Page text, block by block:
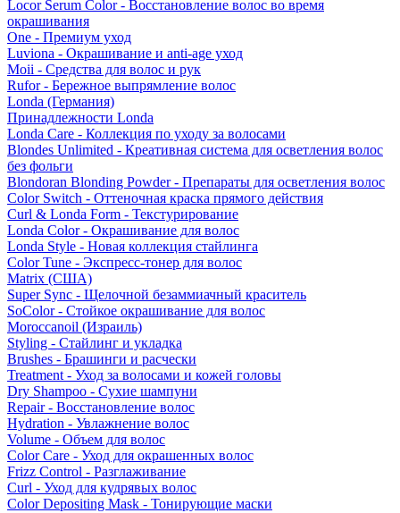
Locor Serum Color - Восстановление волос во время
окрашивания
One - Премиум уход
Luviona - Окрашивание и anti-age уход
Moii - Средства для волос и рук
Rufor - Бережное выпрямление волос
Londa (Германия)
Принадлежности Londa
Londa Care - Коллекция по уходу за волосами
Blondes Unlimited - Креативная система для осветления волос
без фольги
Blondoran Blonding Powder - Препараты для осветления волос
Color Switch - Оттеночная краска прямого действия
Curl & Londa Form - Текстурирование
Londa Color - Окрашивание для волос
Londa Style - Новая коллекция стайлинга
Color Tune - Экспресс-тонер для волос
Matrix (США)
Super Sync - Щелочной безаммиачный краситель
SoColor - Стойкое окрашивание для волос
Moroccanoil (Израиль)
Styling - Стайлинг и укладка
Brushes - Брашинги и расчески
Treatment - Уход за волосами и кожей головы
Dry Shampoo - Сухие шампуни
Repair - Восстановление волос
Hydration - Увлажнение волос
Volume - Объем для волос
Color Care - Уход для окрашенных волос
Frizz Control - Разглаживание
Curl - Уход для кудрявых волос
Color Depositing Mask - Тонирующие маски